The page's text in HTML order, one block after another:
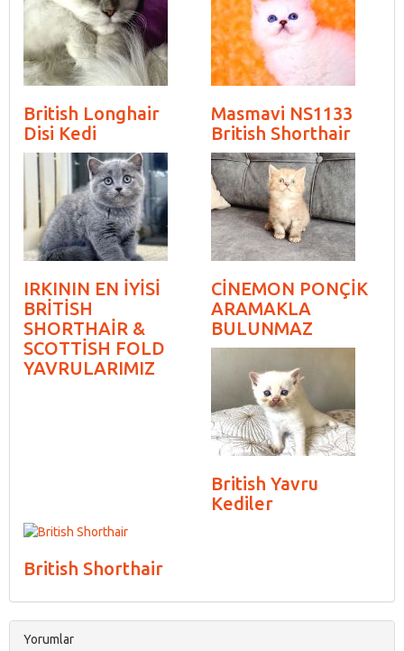
British Longhair
Disi Kedi
Masmavi NS1133
British Shorthair
IRKININ EN İYİSİ
BRİTİSH
SHORTHAİR &
SCOTTİSH FOLD
YAVRULARIMIZ
CİNEMON PONÇİK
ARAMAKLA
BULUNMAZ
British Yavru
Kediler
British Shorthair
Yorumlar